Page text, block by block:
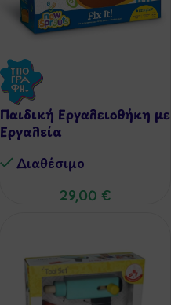
Παιδική Εργαλειοθήκη με
Εργαλεία
Διαθέσιμo
29,00 €